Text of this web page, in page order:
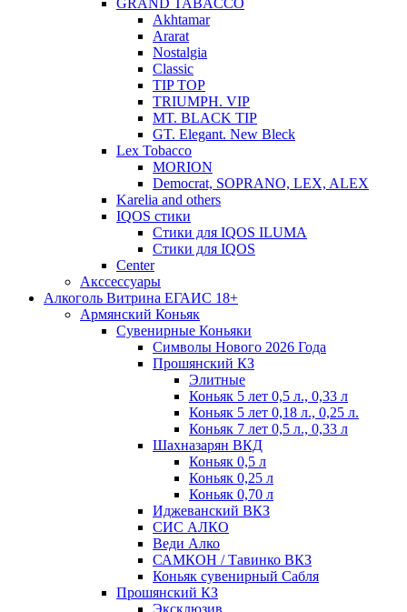
GRAND TABACCO
Akhtamar
Ararat
Nostalgia
Classic
TIP TOP
TRIUMPH. VIP
MT. BLACK TIP
GT. Elegant. New Bleck
Lex Tobacco
MORION
Democrat, SOPRANO, LEX, ALEX
Karelia and others
IQOS стики
Стики для IQOS ILUMA
Стики для IQOS
Сenter
Акссессуары
Алкоголь Витрина ЕГАИС 18+
Армянский Коньяк
Сувенирные Коньяки
Символы Нового 2026 Года
Прошянский КЗ
Элитные
Коньяк 5 лет 0,5 л., 0,33 л
Коньяк 5 лет 0,18 л., 0,25 л.
Коньяк 7 лет 0,5 л., 0,33 л
Шахназарян ВКД
Коньяк 0,5 л
Коньяк 0,25 л
Коньяк 0,70 л
Иджеванский ВКЗ
СИС АЛКО
Веди Алко
САМКОН / Тавинко ВКЗ
Коньяк сувенирный Сабля
Прошянский КЗ
Эксклюзив